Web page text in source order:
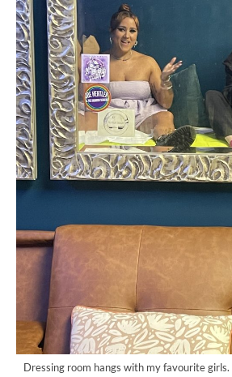
Dressing room hangs with my favourite